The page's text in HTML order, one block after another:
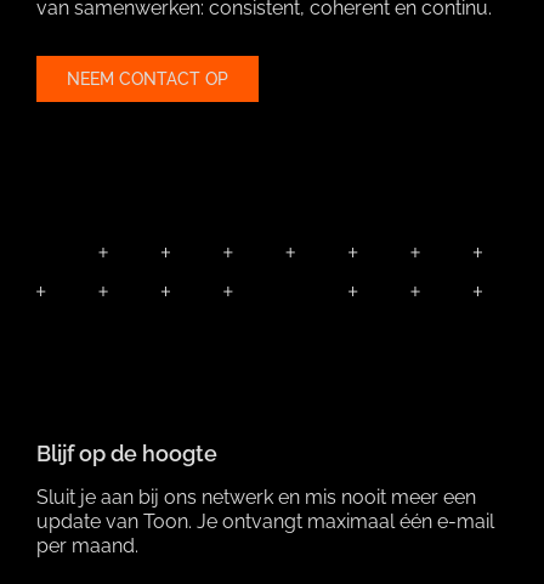
van samenwerken: consistent, coherent en continu.
NEEM CONTACT OP
Blijf op de hoogte
Sluit je aan bij ons netwerk en mis nooit meer een
update van Toon. Je ontvangt maximaal één e-mail
per maand.